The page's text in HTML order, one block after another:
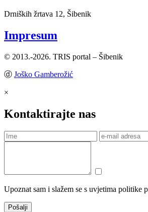
Drniških žrtava 12, Šibenik
Impresum
© 2013.-2026. TRIS portal – Šibenik
ⓓ Joško Gamberožić
×
Kontaktirajte nas
Upoznat sam i slažem se s uvjetima politike
Pošalji